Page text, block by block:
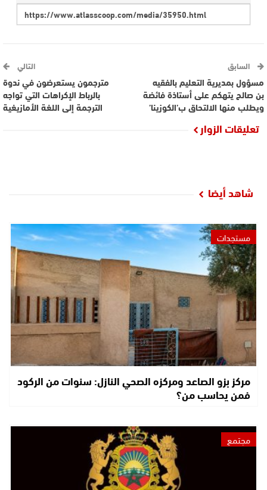
السابق
مسؤول بمديرية التعليم بالفقيه
بن صالح يتهكم على أستاذة فائضة
ويطلب منها الالتحاق ب’الكوزينا’
التالي
مترجمون يستعرضون في ندوة
بالرباط الإكراهات التي تواجه
الترجمة إلى اللغة الأمازيغية
تعليقات الزوار
شاهد أيضا
مستجدات
مركز بزو الصاعد ومركزه الصحي النازل: سنوات من الركود
فمن يحاسب من؟
مجتمع